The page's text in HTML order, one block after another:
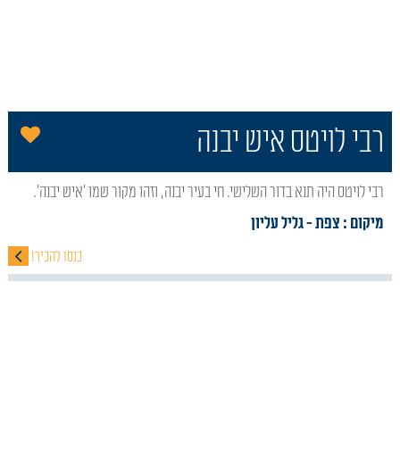
רבי לויטס איש יבנה
רבי לויטס היה תנא בדור השלישי. חי בעיר יבנה, וזהו מקור שמו 'איש יבנה'.
מיקום : צפת- גליל עליון
כנסו להכיר!